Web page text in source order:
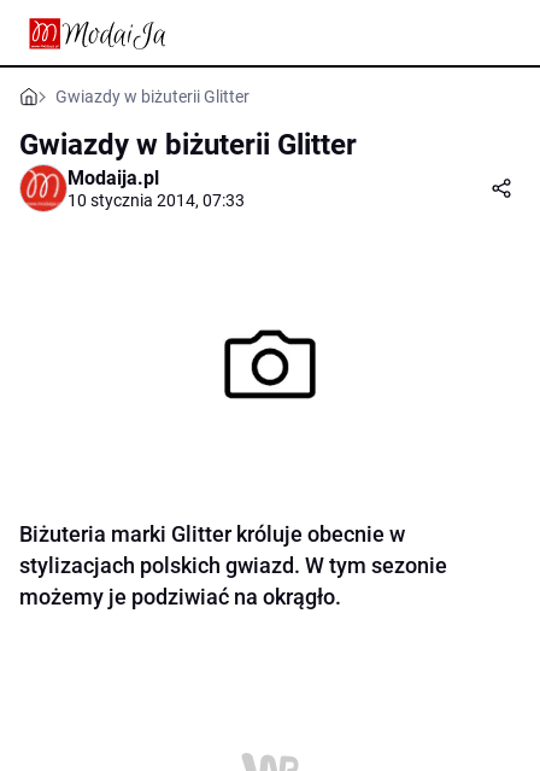
Gwiazdy w biżuterii Glitter
Gwiazdy w biżuterii Glitter
Modaija.pl
10 stycznia 2014, 07:33
Biżuteria marki Glitter króluje obecnie w
stylizacjach polskich gwiazd. W tym sezonie
możemy je podziwiać na okrągło.